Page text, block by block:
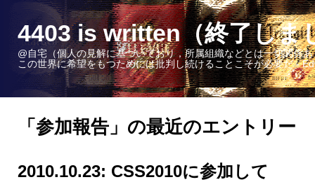
4403 is written（終了しま
@自宅（個人の見解に基づいており，所属組織などとは一切関係
この世界に希望をもつためには批判し続けることこそが必要だ -
「参加報告」の最近のエントリー
2010.10.23: CSS2010に参加して